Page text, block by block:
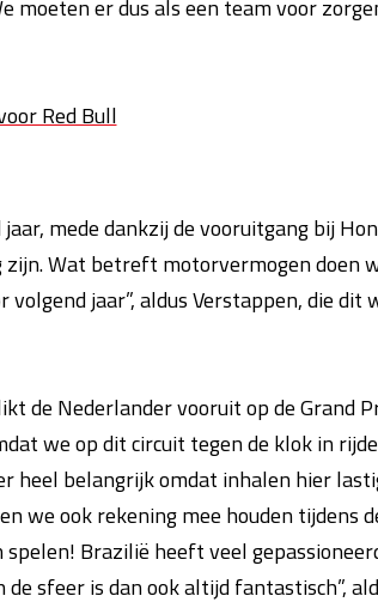
moeten er dus als een team voor
Red Bull
mede dankzij de vooruitgang bij
zijn. Wat betreft motorvermogen doen
jaar”, aldus Verstappen, die dit
de Nederlander vooruit op de Grand
we op dit circuit tegen de klok in
heel belangrijk omdat inhalen hier
we ook rekening mee houden tijdens
Brazilië heeft veel
sfeer is dan ook altijd fantastisch”,